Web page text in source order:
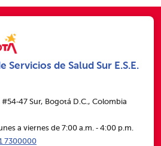
Servicios de Salud Sur E.S.E.
Sur, Bogotá D.C., Colombia
a viernes de 7:00 a.m. ‑ 4:00 p.m.
7300000